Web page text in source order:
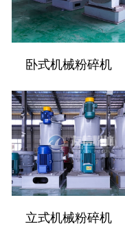
卧式机械粉碎机
立式机械粉碎机